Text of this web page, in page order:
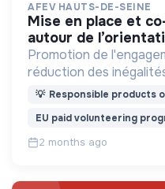
AFEV HAUTS-DE-SEINE
mise en place et co-animation d’ateliers
autour de
Promotion de
réduction des
quartiers populaires.
💡 Responsible products
EU paid volunteering
2 months ago